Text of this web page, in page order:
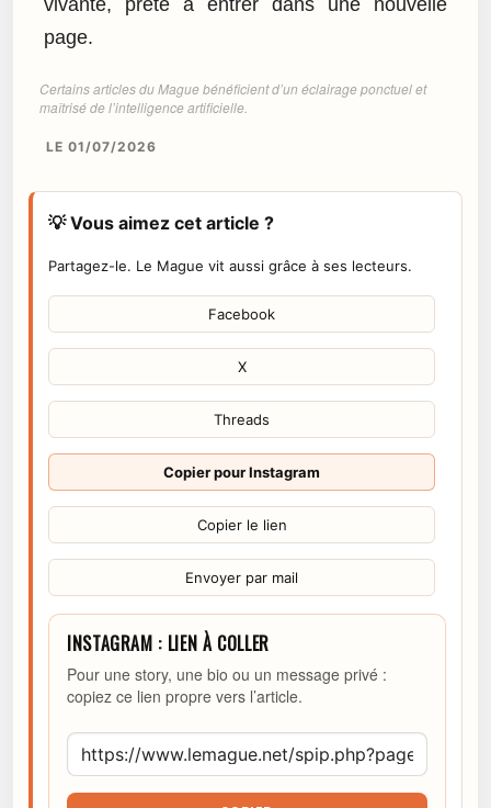
vivante, prête à entrer dans une nouvelle
page.
Certains articles du Mague bénéficient d’un éclairage ponctuel et
maîtrisé de l’intelligence artificielle.
LE 01/07/2026
💡 Vous aimez cet article ?
Partagez-le. Le Mague vit aussi grâce à ses lecteurs.
Facebook
X
Threads
Copier pour Instagram
Copier le lien
Envoyer par mail
INSTAGRAM : LIEN À COLLER
Pour une story, une bio ou un message privé :
copiez ce lien propre vers l’article.